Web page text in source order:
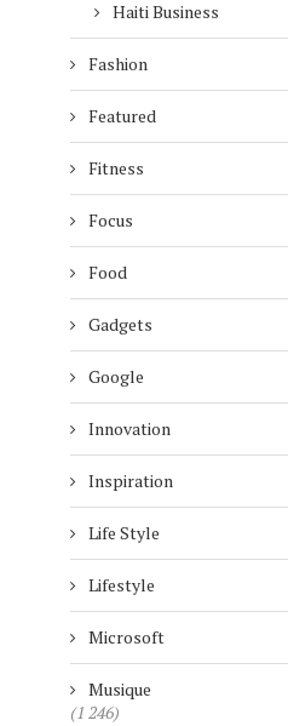
Haiti Business
Fashion
Featured
Fitness
Focus
Food
Gadgets
Google
Innovation
Inspiration
Life Style
Lifestyle
Microsoft
Musique
(1 246)